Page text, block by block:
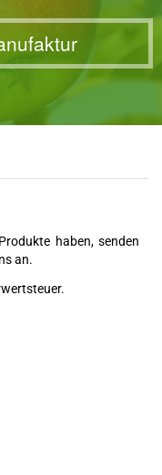
haben, senden
an.